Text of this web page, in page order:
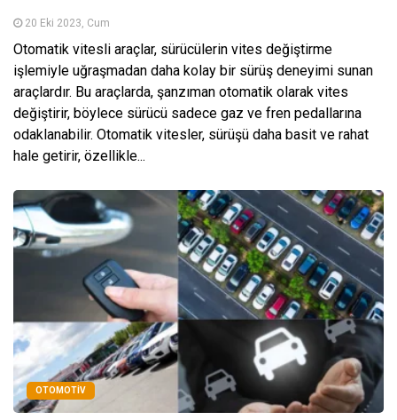
20 Eki 2023, Cum
Otomatik vitesli araçlar, sürücülerin vites değiştirme
işlemiyle uğraşmadan daha kolay bir sürüş deneyimi sunan
araçlardır. Bu araçlarda, şanzıman otomatik olarak vites
değiştirir, böylece sürücü sadece gaz ve fren pedallarına
odaklanabilir. Otomatik vitesler, sürüşü daha basit ve rahat
hale getirir, özellikle...
OTOMOTIV